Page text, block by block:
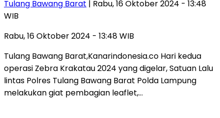
Tulang Bawang Barat | Rabu, 16 Oktober 2024 - 13:48
WIB
Rabu, 16 Oktober 2024 - 13:48 WIB
Tulang Bawang Barat,Kanarindonesia.co Hari kedua
operasi Zebra Krakatau 2024 yang digelar, Satuan Lalu
lintas Polres Tulang Bawang Barat Polda Lampung
melakukan giat pembagian leaflet,…